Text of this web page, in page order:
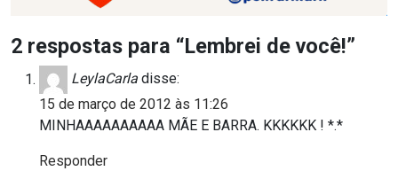
VOCÊ
ASSEMBLEIA
LEGISLATIVA
DO
2 respostas para “Lembrei de você!”
LeylaCarla disse:
15 de março de 2012 às 11:26
MINHAAAAAAAAAA MÃE E BARRA. KKKKKK ! *.*
Responder